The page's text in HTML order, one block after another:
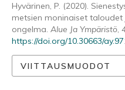
Hyvärinen, P. (2020).
metsien moninaiset
ongelma. Alue Ja Ympäristö,
https://doi.org/10.30663/
VIITTAUSMUODOT